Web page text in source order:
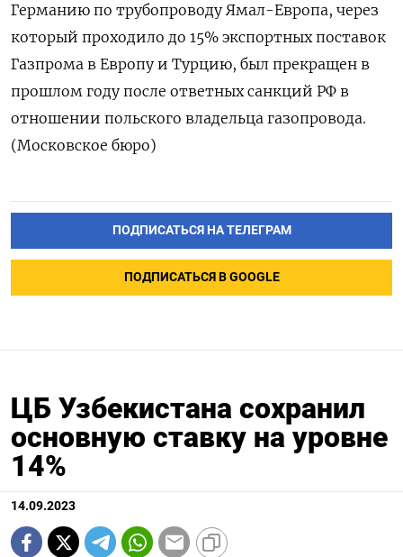
Германию по трубопроводу Ямал-Европа, через
который проходило до 15% экспортных поставок
Газпрома в Европу и Турцию, был прекращен в
прошлом году после ответных санкций РФ в
отношении польского владельца газопровода.
(Московское бюро)
ПОДПИСАТЬСЯ НА ТЕЛЕГРАМ
ПОДПИСАТЬСЯ В GOOGLE
ЦБ Узбекистана сохранил
основную ставку на уровне
14%
14.09.2023